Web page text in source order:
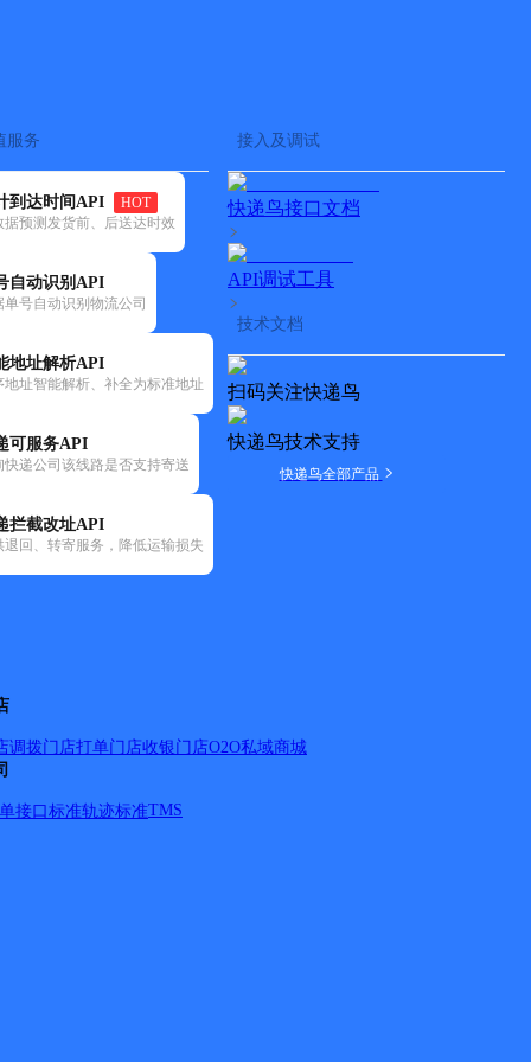
服务
到达时间API
HOT
据预测发货前、后送达时效
自动识别API
单号自动识别物流公司
地址解析API
地址智能解析、补全为标准地址
可服务API
快递公司该线路是否支持寄送
拦截改址API
退回、转寄服务，降低运输损失
接入及调试
快递鸟接口文档
API调试工具
技术文档
扫码关注快递鸟
快递鸟技术支持
快递鸟全部产品
调拨门店打单门店收银门店O2O私域商城
接口标准轨迹标准TMS
悟乡、白沙镇、邹岗镇、周巷镇。